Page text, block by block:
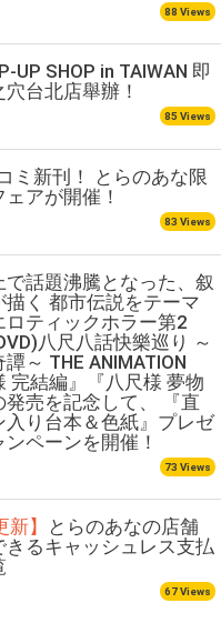
88 Views
UP SHOP in TAIWAN 即
台北店舉辦！
85 Views
ミ新刊！ とらのあな限
アが開催！
83 Views
で話題沸騰となった、叙
描く 都市伝説をテーマ
ロティックホラー第2
八尺八話快樂巡り ～
～ THE ANIMATION
完結編』『八尺様 夢物
発売を記念して、 『直
入り台本＆色紙』プレゼ
ンペーンを開催！
73 Views
新】
とらのあなの店舗
きるキャッシュレス支払
67 Views